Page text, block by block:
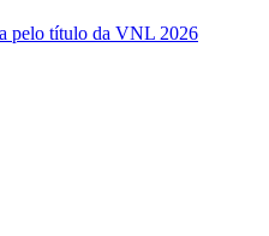
pelo título da VNL 2026